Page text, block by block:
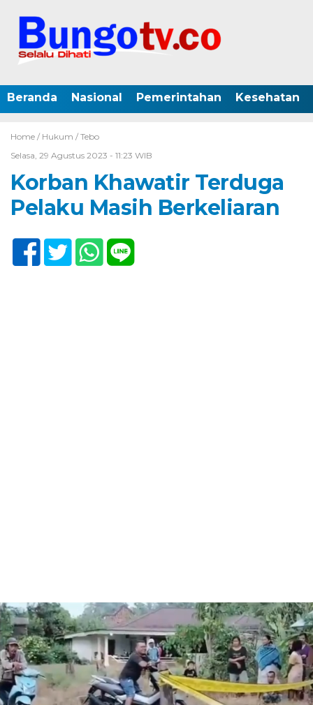
Beranda Nasional Pemerintahan Kesehatan
Home / Hukum / Tebo
Selasa, 29 Agustus 2023 - 11:23 WIB
Korban Khawatir Terduga
Pelaku Masih Berkeliaran